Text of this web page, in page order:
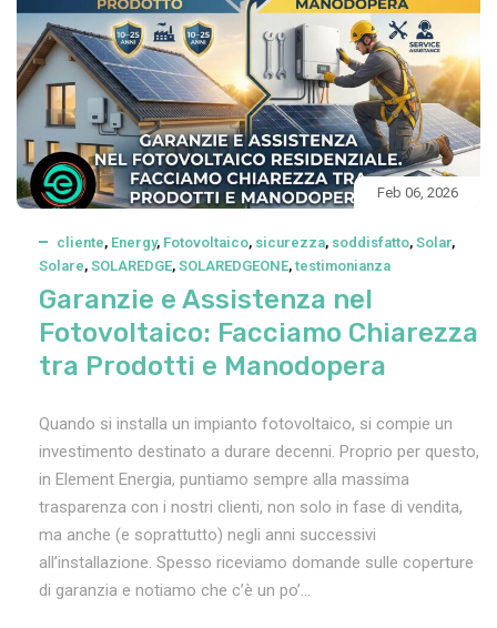
Feb 06, 2026
cliente, Energy, Fotovoltaico, sicurezza, soddisfatto, Solar,
Solare, SOLAREDGE, SOLAREDGEONE, testimonianza
Garanzie e Assistenza nel
Fotovoltaico: Facciamo Chiarezza
tra Prodotti e Manodopera
Quando si installa un impianto fotovoltaico, si compie un
investimento destinato a durare decenni. Proprio per questo,
in Element Energia, puntiamo sempre alla massima
trasparenza con i nostri clienti, non solo in fase di vendita,
ma anche (e soprattutto) negli anni successivi
all’installazione. Spesso riceviamo domande sulle coperture
di garanzia e notiamo che c’è un po’...